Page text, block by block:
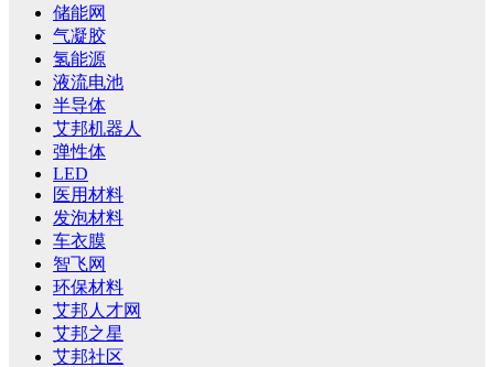
储能网
气凝胶
氢能源
液流电池
半导体
艾邦机器人
弹性体
LED
医用材料
发泡材料
车衣膜
智飞网
环保材料
艾邦人才网
艾邦之星
艾邦社区